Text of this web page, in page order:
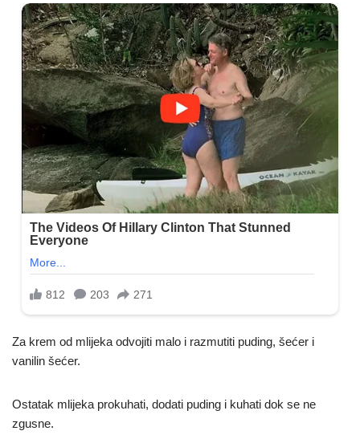
Za krem od mlijeka odvojiti malo i razmutiti puding, šećer i
vanilin šećer.
Ostatak mlijeka prokuhati, dodati puding i kuhati dok se ne
zgusne.